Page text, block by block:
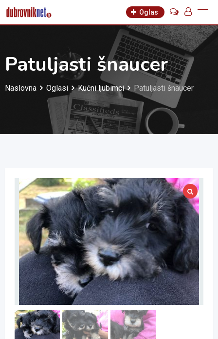
Skip
Oglas
Patuljasti šnaucer
Naslovna Oglasi Kućni ljubimci Patuljasti šnaucer